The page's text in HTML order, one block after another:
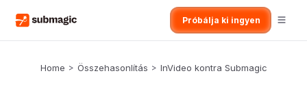
Próbálja ki ingyen
Home > Összehasonlítás > InVideo kontra Submagic